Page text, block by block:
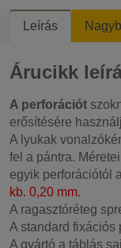
Leírás
Árucikk
A perforációt
erősítésére
A lyukak
fel a pántra.
egyik perforációtól
kb. 0,20 mm.
A ragasztóréteg
A standard fixációs
A gyártó a táblás